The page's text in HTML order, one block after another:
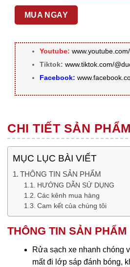
MUA NGAY
Youtube:
Tiktok: www.tiktok.com/
Facebook:
CHI TIẾT SẢN PHẨM
MỤC LỤC BÀI VIẾT
THÔNG TIN SẢN PHẨM
HƯỚNG DẪN SỬ DỤNG
Các kênh mua hàng
Cam kết của chúng tôi
THÔNG TIN SẢN PHẨM
Rửa sạch xe nhanh chóng
mất đi lớp sáp đánh bóng,